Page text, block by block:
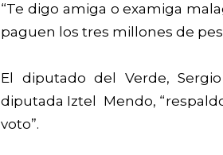
“Te digo amiga o examiga
paguen los tres millones de
El diputado del Verde,
diputada Iztel Mendo,
voto”.